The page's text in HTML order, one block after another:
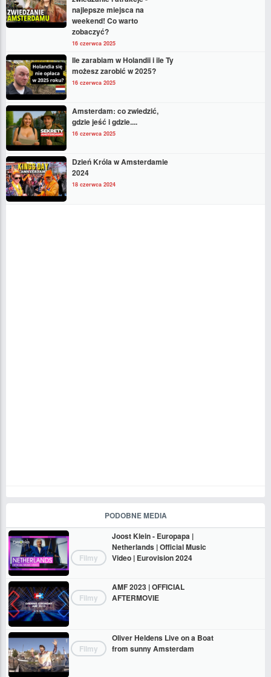
najlepsze miejsca na
weekend! Co warto
zobaczyć?
16 czerwca 2025
Ile zarabiam w Holandii i ile Ty
możesz zarobić w 2025?
16 czerwca 2025
Amsterdam: co zwiedzić,
gdzie jeść i gdzie....
16 czerwca 2025
Dzień Króla w Amsterdamie
2024
18 czerwca 2024
PODOBNE MEDIA
Filmy
Joost Klein - Europapa |
Netherlands | Official Music
Video | Eurovision 2024
Filmy
AMF 2023 | OFFICIAL
AFTERMOVIE
Filmy
Oliver Heldens Live on a Boat
from sunny Amsterdam